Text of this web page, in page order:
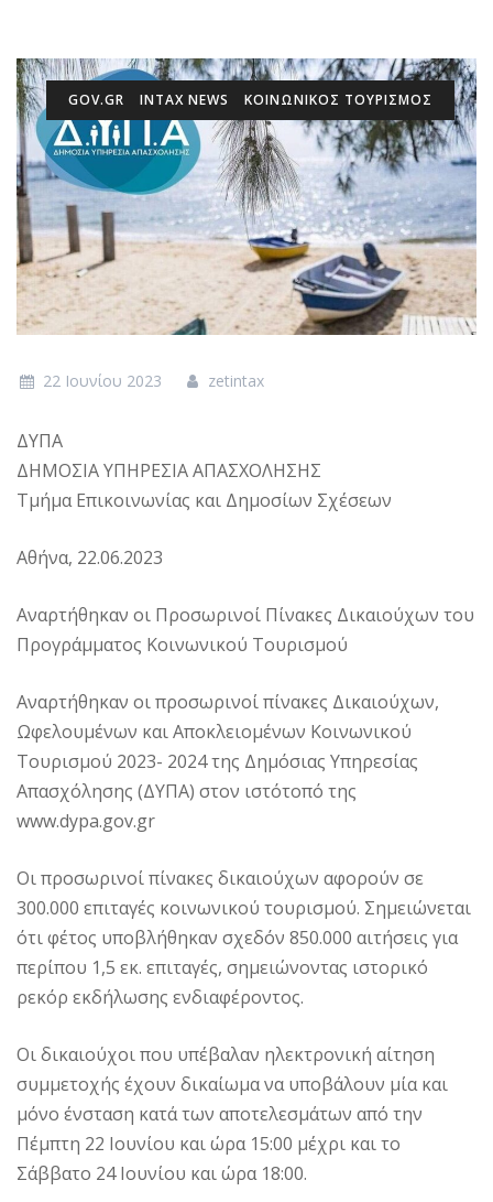
GOV.GR INTAX NEWS ΚΟΙΝΩΝΙΚΟΣ ΤΟΥΡΙΣΜΟΣ
22 Ιουνίου 2023 zetintax
ΔΥΠΑ
ΔΗΜΟΣΙΑ ΥΠΗΡΕΣΙΑ ΑΠΑΣΧΟΛΗΣΗΣ
Τμήμα Επικοινωνίας και Δημοσίων Σχέσεων
Αθήνα, 22.06.2023
Αναρτήθηκαν οι Προσωρινοί Πίνακες Δικαιούχων του
Προγράμματος Κοινωνικού Τουρισμού
Αναρτήθηκαν οι προσωρινοί πίνακες Δικαιούχων,
Ωφελουμένων και Αποκλειομένων Κοινωνικού
Τουρισμού 2023- 2024 της Δημόσιας Υπηρεσίας
Απασχόλησης (ΔΥΠΑ) στον ιστότοπό της
www.dypa.gov.gr
Οι προσωρινοί πίνακες δικαιούχων αφορούν σε
300.000 επιταγές κοινωνικού τουρισμού. Σημειώνεται
ότι φέτος υποβλήθηκαν σχεδόν 850.000 αιτήσεις για
περίπου 1,5 εκ. επιταγές, σημειώνοντας ιστορικό
ρεκόρ εκδήλωσης ενδιαφέροντος.
Οι δικαιούχοι που υπέβαλαν ηλεκτρονική αίτηση
συμμετοχής έχουν δικαίωμα να υποβάλουν μία και
μόνο ένσταση κατά των αποτελεσμάτων από την
Πέμπτη 22 Ιουνίου και ώρα 15:00 μέχρι και το
Σάββατο 24 Ιουνίου και ώρα 18:00.